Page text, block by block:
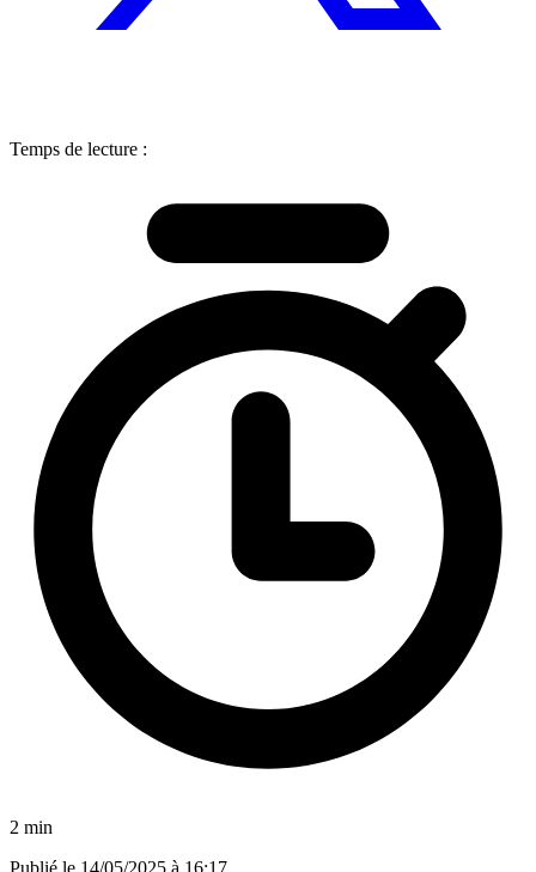
Temps de lecture :
2 min
Publié le 14/05/2025 à 16:17